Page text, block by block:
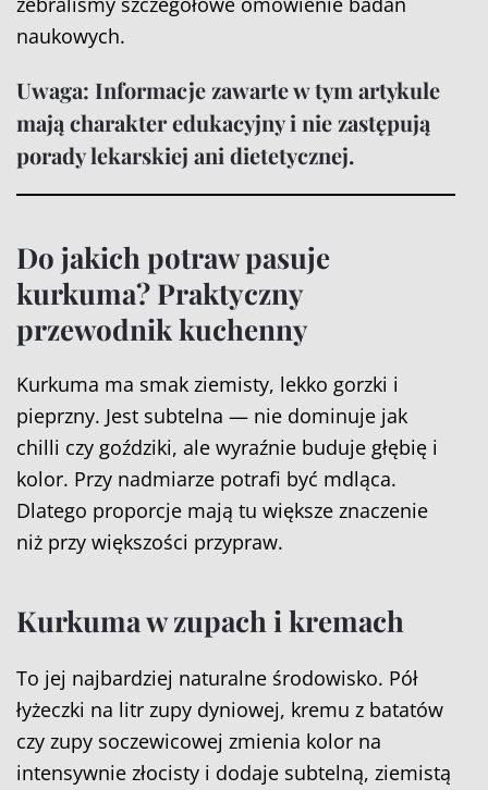
naukowych.
Uwaga: Informacje zawarte w tym artykule
mają charakter edukacyjny i nie zastępują
porady lekarskiej ani dietetycznej.
Do jakich potraw pasuje
kurkuma? Praktyczny
przewodnik kuchenny
Kurkuma ma smak ziemisty, lekko gorzki i
pieprzny. Jest subtelna — nie dominuje jak
chilli czy goździki, ale wyraźnie buduje głębię i
kolor. Przy nadmiarze potrafi być mdląca.
Dlatego proporcje mają tu większe znaczenie
niż przy większości przypraw.
Kurkuma w zupach i kremach
To jej najbardziej naturalne środowisko. Pół
łyżeczki na litr zupy dyniowej, kremu z batatów
czy zupy soczewicowej zmienia kolor na
intensywnie złocisty i dodaje subtelną, ziemistą